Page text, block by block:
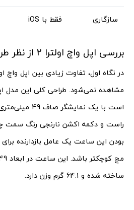
سازگاری فقط با iOS
بررسی اپل واچ اولترا 2 از نظر طراحی و ساختار
مشاهده نمی‌شود. طراحی کلی این مدل
است با یک
راست و دکمه اکشن نارنجی رنگ
بودن این ساعت یک عامل بازدارنده
ساخته شده و 64.1 گرم وزن دارد.